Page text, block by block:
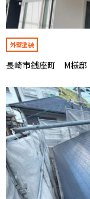
外壁塗装
長崎市銭座町 M様